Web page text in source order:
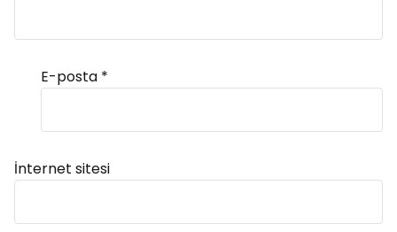
E-posta *
İnternet sitesi
Alternative: